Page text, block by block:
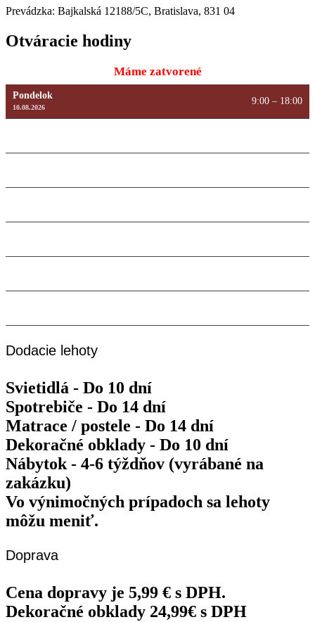
Prevádzka: Bajkalská 12188/5C, Bratislava, 831 04
Otváracie hodiny
Máme zatvorené
Pondelok
10.08.2026
9:00 – 18:00
Dodacie lehoty
Svietidlá - Do 10 dní
Spotrebiče - Do 14 dní
Matrace / postele - Do 14 dní
Dekoračné obklady - Do 10 dní
Nábytok - 4-6 týždňov (vyrábané na
zakázku)
Vo výnimočných prípadoch sa lehoty
môžu meniť.
Doprava
Cena dopravy je 5,99 € s DPH.
Dekoračné obklady 24,99€ s DPH